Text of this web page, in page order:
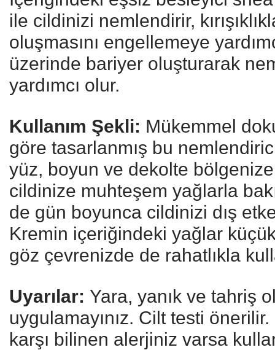
ile cildinizi nemlendirir,
oluşmasını engellemeye
üzerinde bariyer oluşturarak
yardımcı olur.
Kullanım Şekli: Mükemmel
göre tasarlanmış bu
yüz, boyun ve dekolte
cildinize muhteşem yağlarla
de gün boyunca cildinizi dış
Kremin içeriğindeki yağlar
göz çevrenizde de rahatlıkla
Uyarılar: Yara, yanık ve tahriş
uygulamayınız. Cilt testi
karşı bilinen alerjiniz varsa